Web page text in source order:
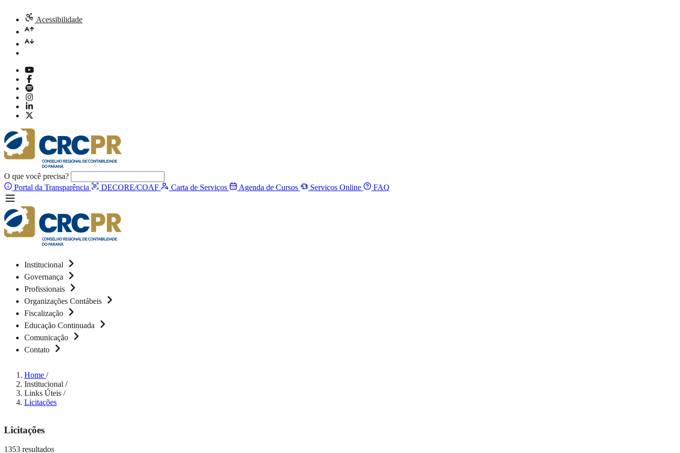
Acessibilidade
O que você precisa?
Portal da Transparência
DECORE/COAF Carta de Serviços Agenda de Cursos Serviços Online FAQ
Institucional
Governança
Profissionais
Organizações Contábeis
Fiscalização
Educação Continuada
Comunicação
Contato
Home /
Institucional /
Links Úteis /
Licitações
Licitações
1353 resultados